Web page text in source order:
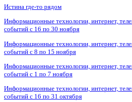
Истина где-то рядом
Информационные технологии, интернет,
событий с 16 по 30 ноября
Информационные технологии, интернет,
событий с 8 по 15 ноября
Информационные технологии, интернет,
событий с 1 по 7 ноября
Информационные технологии, интернет,
событий с 16 по 31 октября